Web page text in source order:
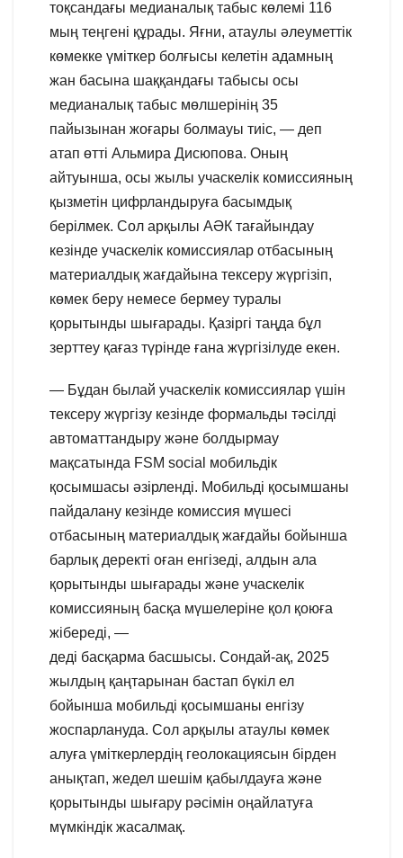
тоқсандағы медианалық табыс көлемі 116
мың теңгені құрады. Яғни, атаулы әлеуметтік
көмекке үміткер болғысы келетін адамның
жан басына шаққандағы табысы осы
медианалық табыс мөлшерінің 35
пайызынан жоғары болмауы тиіс, — деп
атап өтті Альмира Дисюпова. Оның
айтуынша, осы жылы учаскелік комиссияның
қызметін цифрландыруға басымдық
берілмек. Сол арқылы АӘК тағайындау
кезінде учаскелік комиссиялар отбасының
материалдық жағдайына тексеру жүргізіп,
көмек беру немесе бермеу туралы
қорытынды шығарады. Қазіргі таңда бұл
зерттеу қағаз түрінде ғана жүргізілуде екен.
— Бұдан былай учаскелік комиссиялар үшін
тексеру жүргізу кезінде формальды тәсілді
автоматтандыру және болдырмау
мақсатында FSM social мобильдік
қосымшасы әзірленді. Мобильді қосымшаны
пайдалану кезінде комиссия мүшесі
отбасының материалдық жағдайы бойынша
барлық деректі оған енгізеді, алдын ала
қорытынды шығарады және учаскелік
комиссияның басқа мүшелеріне қол қоюға
жібереді, —
деді басқарма басшысы. Сондай-ақ, 2025
жылдың қаңтарынан бастап бүкіл ел
бойынша мобильді қосымшаны енгізу
жоспарлануда. Сол арқылы атаулы көмек
алуға үміткерлердің геолокациясын бірден
анықтап, жедел шешім қабылдауға және
қорытынды шығару рәсімін оңайлатуға
мүмкіндік жасалмақ.